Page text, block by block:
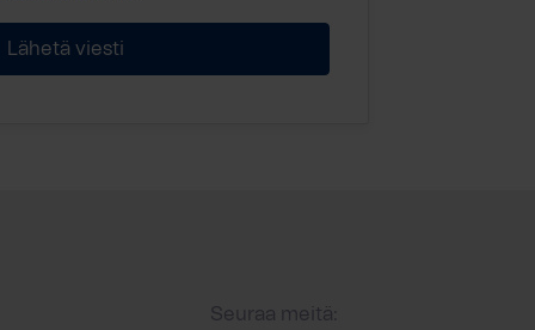
Seuraa meitä: